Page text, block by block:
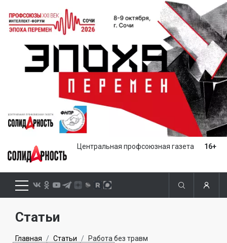
Центральная профсоюзная газета 16+
Статьи
Главная Статьи Работа без травм